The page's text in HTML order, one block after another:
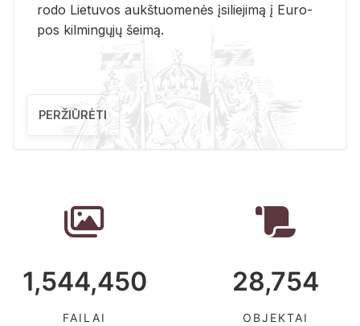
ro­do Lie­tu­vos aukš­tuo­me­nės įsi­lie­ji­mą į Eu­ro­
pos kil­min­gų­jų šei­mą.
PERŽIŪRĖTI
1,544,450
FAILAI
28,754
OBJEKTAI